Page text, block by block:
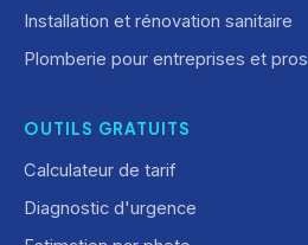
Installation et rénovation sanitaire
Plomberie pour entreprises et pros
OUTILS GRATUITS
Calculateur de tarif
Diagnostic d'urgence